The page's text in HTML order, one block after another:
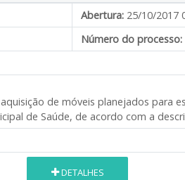
Abertura: 25/10/2017
Número do processo:
de móveis planejados para
de Saúde, de acordo com a
DETALHES